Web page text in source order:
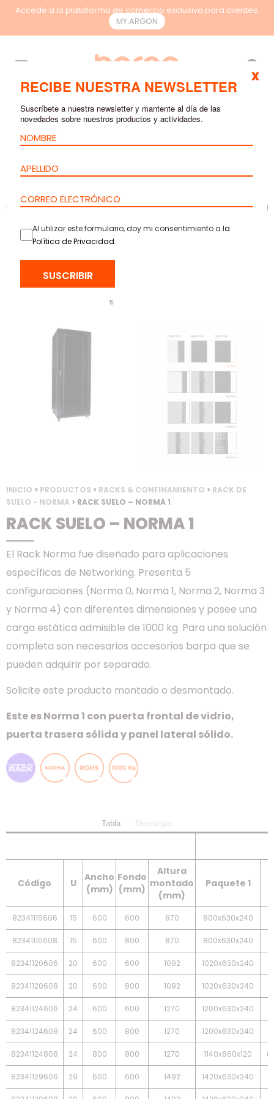
Accede a la plataforma de comercio exclusiva para clientes.
MY.ARGON
INICIO > PRODUCTOS > RACKS & CONFINAMIENTO > RACK DE
SUELO - NORMA > RACK SUELO – NORMA 1
RACK SUELO – NORMA 1
El Rack Norma fue diseñado para aplicaciones
específicas de Networking. Presenta 5
configuraciones (Norma 0, Norma 1, Norma 2, Norma 3
y Norma 4) con diferentes dimensiones y posee una
carga estática admisible de 1000 kg. Para una solución
completa son necesarios accesorios barpa que se
pueden adquirir por separado.
Solicite este producto montado o desmontado.
Este es Norma 1 con puerta frontal de vidrio,
puerta trasera sólida y panel lateral sólido.
Tabla Descargas
Código U
Ancho
(mm)
Fondo
(mm)
Altura
montado
(mm)
Paquete 1
82341115606 15 600 600 870 800x630x240
82341115608 15 600 800 870 800x630x240
82341120606 20 600 600 1092 1020x630x240
82341120608 20 600 800 1092 1020x630x240
82341124606 24 600 600 1270 1200x630x240
82341124608 24 600 800 1270 1200x630x240
82341124808 24 800 800 1270 1140x860x120
82341129606 29 600 600 1492 1420x630x240
RECIBE NUESTRA NEWSLETTER
Suscríbete a nuestra newsletter y mantente al día de las
novedades sobre nuestros productos y actividades.
Al utilizar este formulario, doy mi consentimiento a la
Política de Privacidad.
SUSCRIBIR
x